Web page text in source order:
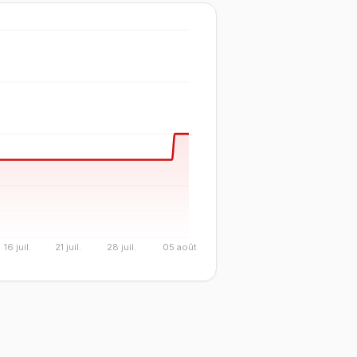
16 juil. 21 juil. 28 juil. 05 août